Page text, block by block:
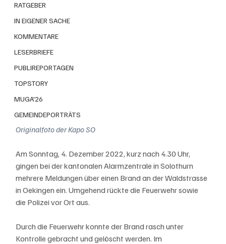
RATGEBER
IN EIGENER SACHE
KOMMENTARE
LESERBRIEFE
PUBLIREPORTAGEN
TOPSTORY
MUGA'26
GEMEINDEPORTRÄTS
Originalfoto der Kapo SO
Am Sonntag, 4. Dezember 2022, kurz nach 4.30 Uhr,
gingen bei der kantonalen Alarmzentrale in Solothurn
mehrere Meldungen über einen Brand an der Waldstrasse
in Oekingen ein. Umgehend rückte die Feuerwehr sowie
die Polizei vor Ort aus.
Durch die Feuerwehr konnte der Brand rasch unter
Kontrolle gebracht und gelöscht werden. Im